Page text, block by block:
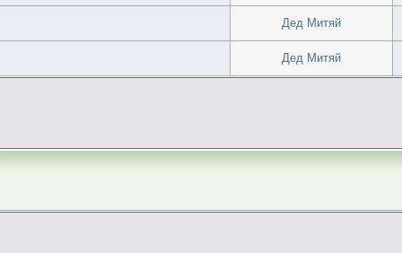
Дед Митяй
Дед Митяй